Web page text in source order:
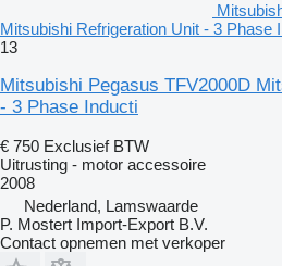
Mitsubishi Refrigeration Unit - 3 Phase
13
Mitsubishi Pegasus TFV2000D
- 3 Phase Inducti
€ 750 Exclusief BTW
Uitrusting - motor accessoire
2008
Nederland, Lamswaarde
P. Mostert Import-Export B.V.
Contact opnemen met verkoper